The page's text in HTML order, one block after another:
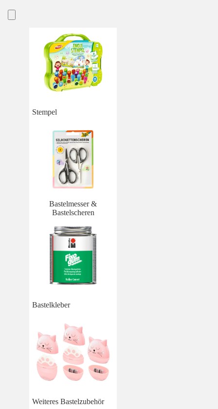
Stempel
Bastelmesser &
Bastelscheren
Bastelkleber
Weiteres Bastelzubehör